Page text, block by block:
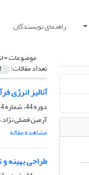
راهنمای نویسندگان
موضوعات =
تعداد مقالات:
آنالیز انرژی
دوره 44، شماره 4، زمستان 1404، صفحه
آرمین فضلی
مشاهده مقاله
طراحی بهینه